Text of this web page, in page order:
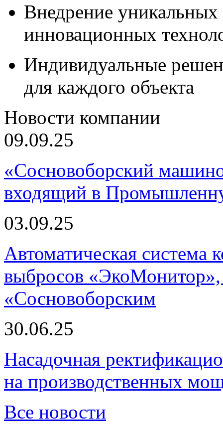
Внедрение уникальных
инновационных
Индивидуальные
для каждого объекта
Новости компании
09.09.25
«Сосновоборский
входящий в
03.09.25
Автоматическая
выбросов «ЭкоМонитор»,
«Сосновоборским
30.06.25
Насадочная
на производственных
Все новости